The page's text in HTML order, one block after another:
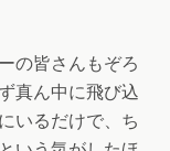
の皆さんもぞろ
真ん中に飛び込
いるだけで、ち